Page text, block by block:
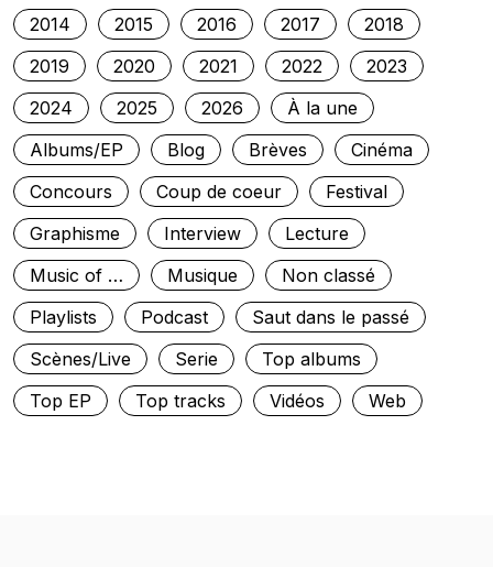
2014 2015 2016 2017
2018
2019
2020 2021 2022
2023
2024
2025 2026
À la une
Albums/EP
Blog Brèves
Cinéma
Concours
Coup de coeur
Festival
Graphisme
Interview
Lecture
Music of …
Musique
Non classé
Playlists
Podcast
Saut dans le passé
Scènes/Live
Serie
Top albums
Top EP
Top tracks Vidéos Web